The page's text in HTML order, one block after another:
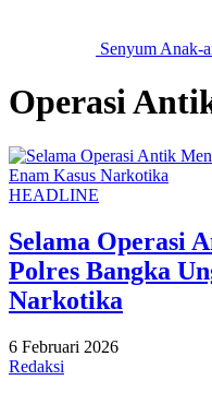
Senyum Anak-
Operasi
HEADLINE
Selama Operasi
Polres Bangka
Narkotika
6 Februari 2026
Redaksi